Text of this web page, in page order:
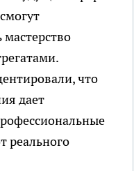
мастерство
что
дает
реального